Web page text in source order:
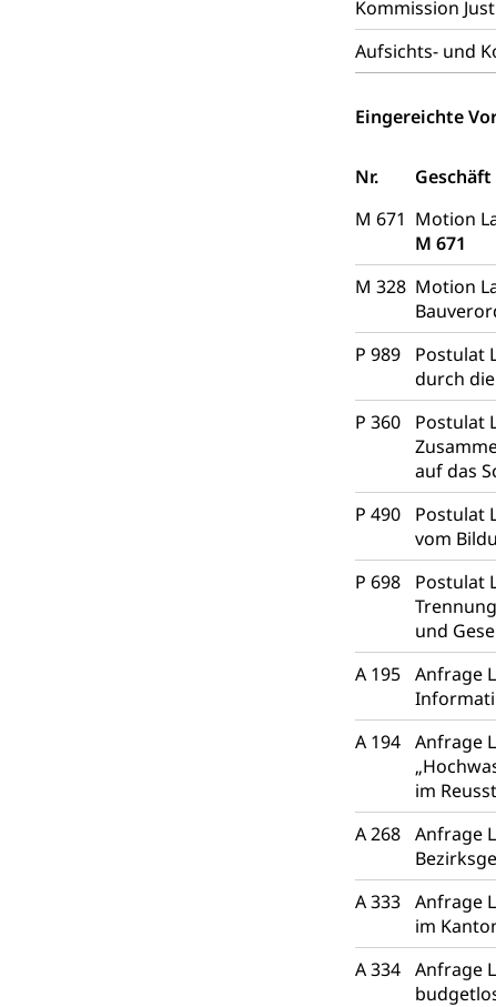
Kommission
Aufsichts- und
Eingereichte
Nr. Geschäft
M 671 Motion
M 671
M 328 Motion
P 989
Postulat
durch
P 360
Postulat
auf das
P 490
Postulat
vom
P 698
Postulat
und
A 195 Anfrage
A 194 Anfrage
im
A 268 Anfrage
A 333 Anfrage
im
A 334 Anfrage
Bodenschutz,
Natur
Chemie und
Giftabfälle,
Eigentum
Liegenschaft,
ÖREB-
Energie
Strom,
fossile Energie,
Grundbuch
Grundbuch
Luft und Klima
Raumplanung
Raumplan,